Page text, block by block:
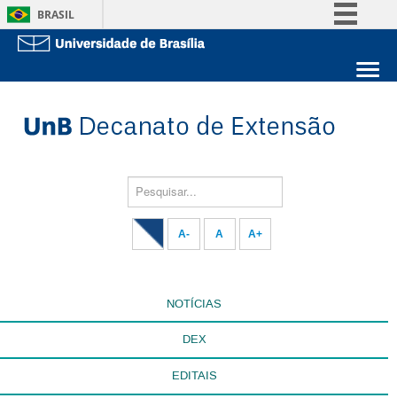
BRASIL
Acesso à informação
Estude na UnB
Pesquisar...
A- A A+
NOTÍCIAS
DEX
EDITAIS